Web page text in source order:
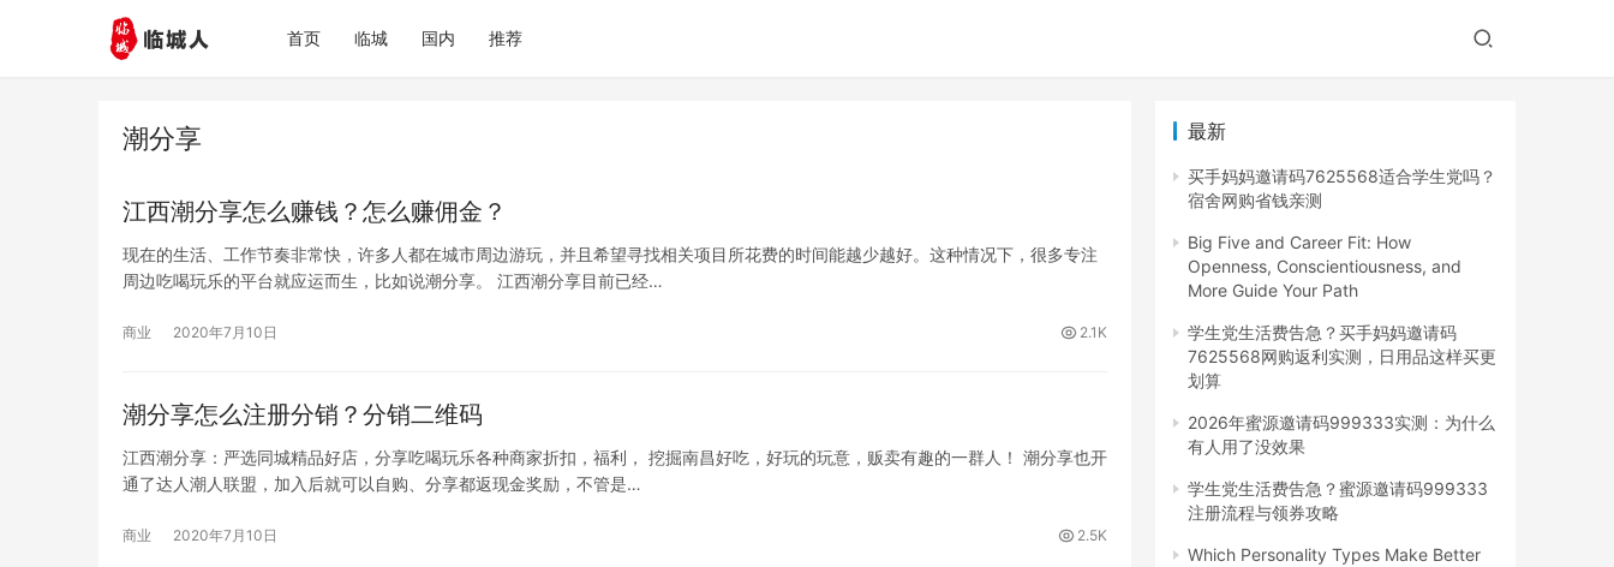
首页 临城 国内 推荐
潮分享
江西潮分享怎么赚钱？怎么赚佣金？
现在的生活、工作节奏非常快，许多人都在城市周边游玩，并且希望寻找相关项目所花费的时间能越少越好。这种情况下，很多专注
周边吃喝玩乐的平台就应运而生，比如说潮分享。 江西潮分享目前已经…
商业 2020年7月10日 2.1K
潮分享怎么注册分销？分销二维码
江西潮分享：严选同城精品好店，分享吃喝玩乐各种商家折扣，福利， 挖掘南昌好吃，好玩的玩意，贩卖有趣的一群人！ 潮分享也开
通了达人潮人联盟，加入后就可以自购、分享都返现金奖励，不管是…
商业 2020年7月10日 2.5K
最新
买手妈妈邀请码7625568适合学生党吗？
宿舍网购省钱亲测
Big Five and Career Fit: How
Openness, Conscientiousness, and
More Guide Your Path
学生党生活费告急？买手妈妈邀请码
7625568网购返利实测，日用品这样买更
划算
2026年蜜源邀请码999333实测：为什么
有人用了没效果
学生党生活费告急？蜜源邀请码999333
注册流程与领券攻略
Which Personality Types Make Better